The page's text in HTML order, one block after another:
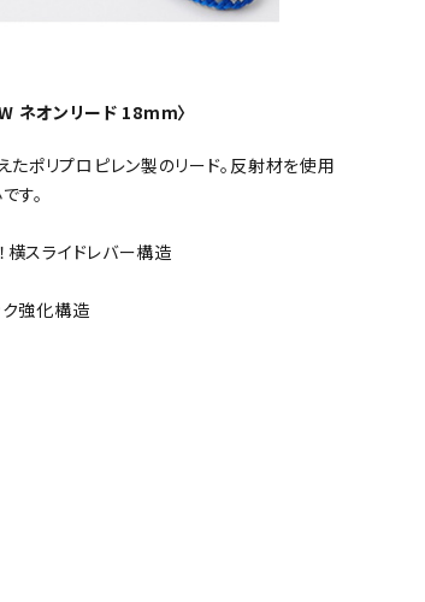
ネオンリード 18mm〉
たポリプロピレン製のリード。反射材を使用
す。
横スライドレバー構造
ク強化構造